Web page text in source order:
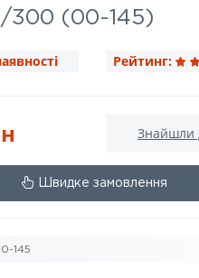
300 (00-145)
Рейтинг:
Знайшли
Швидке замовлення
145